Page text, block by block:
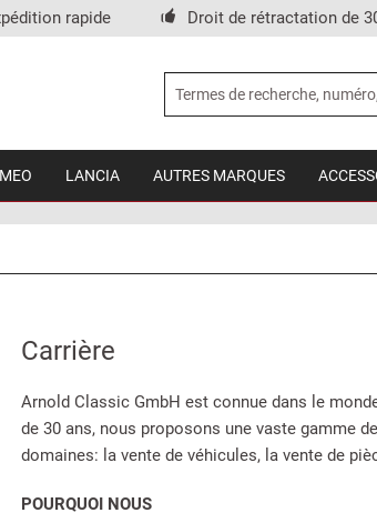
rapide Droit de rétractation de
LANCIA AUTRES MARQUES
Carrière
Arnold Classic GmbH est connue dans le
de 30 ans, nous proposons une vaste gamme
domaines: la vente de véhicules, la vente de
POURQUOI NOUS